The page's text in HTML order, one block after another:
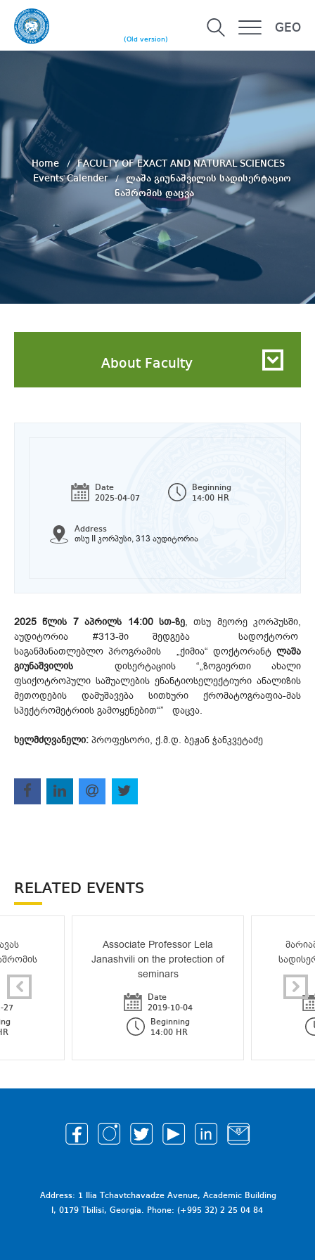
(Old version)
GEO
Home
FACULTY OF EXACT AND NATURAL SCIENCES
Events Calender
ლაშა გიუნაშვილის სადისერტაციო
ნაშრომის დაცვა
About Faculty
Date
2025-04-07
Beginning
14:00 HR
Address
თსუ II კორპუსი, 313 აუდიტორია
2025 წლის 7 აპრილს 14:00 სთ-ზე, თსუ მეორე კორპუსში,
აუდიტორია #313-ში შედგება სადოქტორო
საგანმანათლებლო პროგრამის „ქიმია“ დოქტორანტ ლაშა
გიუნაშვილის დისერტაციის “„ზოგიერთი ახალი
ფსიქოტროპული საშუალების ენანტიოსელექტიური ანალიზის
მეთოდების დამუშავება სითხური ქრომატოგრაფია-მას
სპექტრომეტრიის გამოყენებით“” დაცვა.
ხელმძღვანელი: პროფესორი, ქ.მ.დ. ბეჟან ჭანკვეტაძე
RELATED EVENTS
27
Associate Professor Lela
Janashvili on the protection of
seminars
Date
2019-10-04
Beginning
14:00 HR
Address: 1 Ilia Tchavtchavadze Avenue, Academic Building
I, 0179 Tbilisi, Georgia. Phone: (+995 32) 2 25 04 84